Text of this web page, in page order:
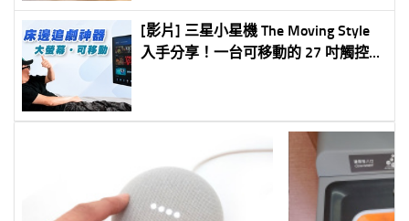
[影片] 三星小星機 The Moving Style
入手分享！一台可移動的 27 吋觸控螢